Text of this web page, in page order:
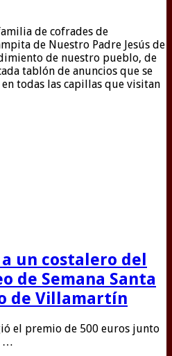
de cofrades de
de Nuestro Padre Jesús de
de nuestro pueblo, de
tablón de anuncios que se
todas las capillas que visitan
un costalero del
de Semana Santa
de Villamartín
el premio de 500 euros junto
…